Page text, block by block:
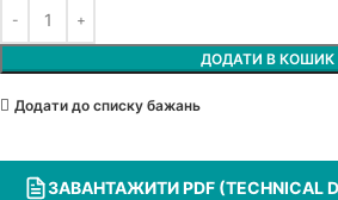
ДОДАТИ В КОШИК
Додати до списку бажань
ЗАВАНТАЖИТИ PDF (TECHNICAL